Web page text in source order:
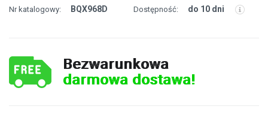
Nr katalogowy: BQX968D Dostępność: do 10 dni
Bezwarunkowa
darmowa dostawa!